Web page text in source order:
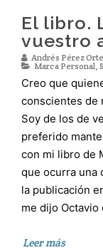
El libro.
vuestro
Andrés Pérez
Marca Personal,
Creo que
conscientes de
Soy de los de
preferido
con mi libro de
que ocurra una
la publicación
me dijo Octavio
Leer más